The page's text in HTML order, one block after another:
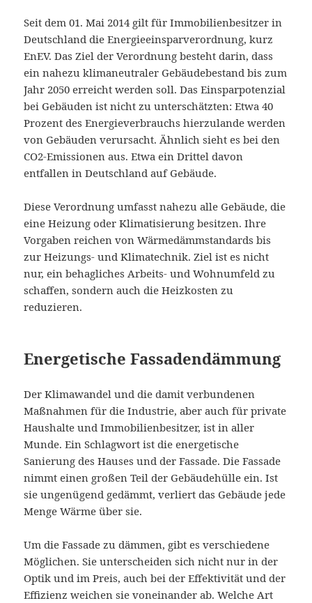
Seit dem 01. Mai 2014 gilt für Immobilienbesitzer in
Deutschland die Energieeinsparverordnung, kurz
EnEV. Das Ziel der Verordnung besteht darin, dass
ein nahezu klimaneutraler Gebäudebestand bis zum
Jahr 2050 erreicht werden soll. Das Einsparpotenzial
bei Gebäuden ist nicht zu unterschätzten: Etwa 40
Prozent des Energieverbrauchs hierzulande werden
von Gebäuden verursacht. Ähnlich sieht es bei den
CO2-Emissionen aus. Etwa ein Drittel davon
entfallen in Deutschland auf Gebäude.
Diese Verordnung umfasst nahezu alle Gebäude, die
eine Heizung oder Klimatisierung besitzen. Ihre
Vorgaben reichen von Wärmedämmstandards bis
zur Heizungs- und Klimatechnik. Ziel ist es nicht
nur, ein behagliches Arbeits- und Wohnumfeld zu
schaffen, sondern auch die Heizkosten zu
reduzieren.
Energetische Fassadendämmung
Der Klimawandel und die damit verbundenen
Maßnahmen für die Industrie, aber auch für private
Haushalte und Immobilienbesitzer, ist in aller
Munde. Ein Schlagwort ist die energetische
Sanierung des Hauses und der Fassade. Die Fassade
nimmt einen großen Teil der Gebäudehülle ein. Ist
sie ungenügend gedämmt, verliert das Gebäude jede
Menge Wärme über sie.
Um die Fassade zu dämmen, gibt es verschiedene
Möglichen. Sie unterscheiden sich nicht nur in der
Optik und im Preis, auch bei der Effektivität und der
Effizienz weichen sie voneinander ab. Welche Art